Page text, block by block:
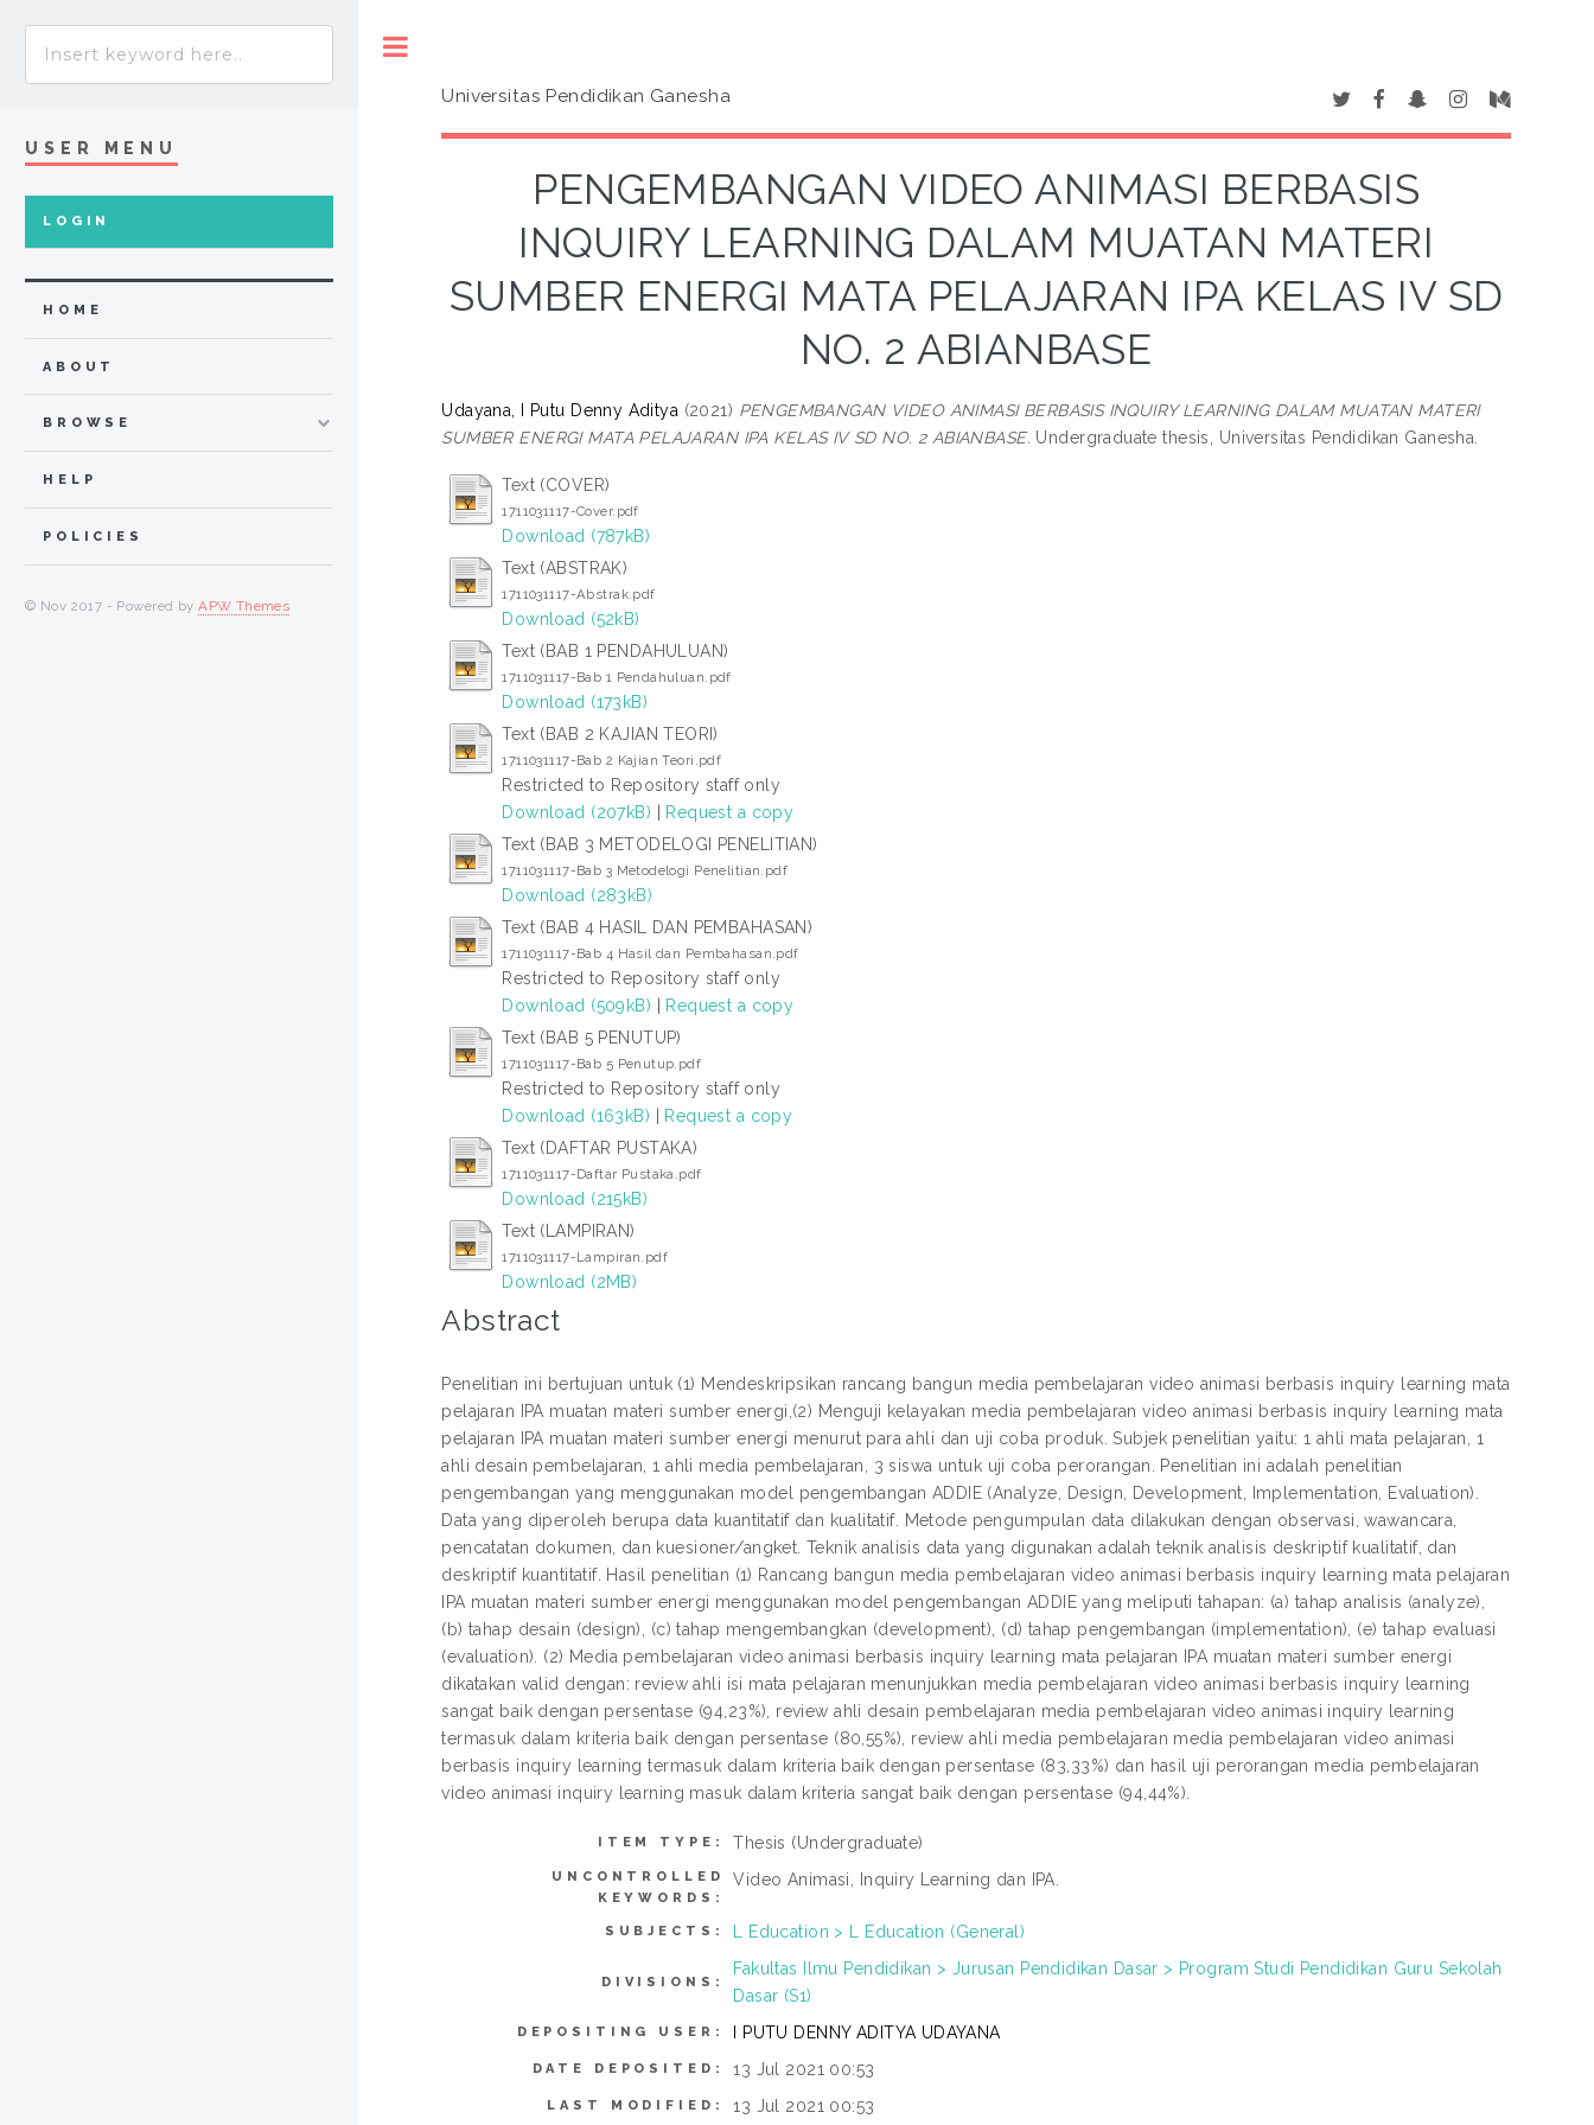
Universitas Pendidikan Ganesha
PENGEMBANGAN VIDEO ANIMASI BERBASIS
INQUIRY LEARNING DALAM MUATAN MATERI
SUMBER ENERGI MATA PELAJARAN IPA KELAS IV SD
NO. 2 ABIANBASE
Udayana, I Putu Denny Aditya (2021) PENGEMBANGAN VIDEO ANIMASI BERBASIS INQUIRY LEARNING DALAM MUATAN MATERI
SUMBER ENERGI MATA PELAJARAN IPA KELAS IV SD NO. 2 ABIANBASE. Undergraduate thesis, Universitas Pendidikan Ganesha.
Text (COVER)
1711031117-Cover.pdf
Download (787kB)
Text (ABSTRAK)
1711031117-Abstrak.pdf
Download (52kB)
Text (BAB 1 PENDAHULUAN)
1711031117-Bab 1 Pendahuluan.pdf
Download (173kB)
Text (BAB 2 KAJIAN TEORI)
1711031117-Bab 2 Kajian Teori.pdf
Restricted to Repository staff only
Download (207kB) | Request a copy
Text (BAB 3 METODELOGI PENELITIAN)
1711031117-Bab 3 Metodelogi Penelitian.pdf
Download (283kB)
Text (BAB 4 HASIL DAN PEMBAHASAN)
1711031117-Bab 4 Hasil dan Pembahasan.pdf
Restricted to Repository staff only
Download (509kB) | Request a copy
Text (BAB 5 PENUTUP)
1711031117-Bab 5 Penutup.pdf
Restricted to Repository staff only
Download (163kB) | Request a copy
Text (DAFTAR PUSTAKA)
1711031117-Daftar Pustaka.pdf
Download (215kB)
Text (LAMPIRAN)
1711031117-Lampiran.pdf
Download (2MB)
Abstract
Penelitian ini bertujuan untuk (1) Mendeskripsikan rancang bangun media pembelajaran video animasi berbasis inquiry learning mata
pelajaran IPA muatan materi sumber energi,(2) Menguji kelayakan media pembelajaran video animasi berbasis inquiry learning mata
pelajaran IPA muatan materi sumber energi menurut para ahli dan uji coba produk. Subjek penelitian yaitu: 1 ahli mata pelajaran, 1
ahli desain pembelajaran, 1 ahli media pembelajaran, 3 siswa untuk uji coba perorangan. Penelitian ini adalah penelitian
pengembangan yang menggunakan model pengembangan ADDIE (Analyze, Design, Development, Implementation, Evaluation).
Data yang diperoleh berupa data kuantitatif dan kualitatif. Metode pengumpulan data dilakukan dengan observasi, wawancara,
pencatatan dokumen, dan kuesioner/angket. Teknik analisis data yang digunakan adalah teknik analisis deskriptif kualitatif, dan
deskriptif kuantitatif. Hasil penelitian (1) Rancang bangun media pembelajaran video animasi berbasis inquiry learning mata pelajaran
IPA muatan materi sumber energi menggunakan model pengembangan ADDIE yang meliputi tahapan: (a) tahap analisis (analyze),
(b) tahap desain (design), (c) tahap mengembangkan (development), (d) tahap pengembangan (implementation), (e) tahap evaluasi
(evaluation). (2) Media pembelajaran video animasi berbasis inquiry learning mata pelajaran IPA muatan materi sumber energi
dikatakan valid dengan: review ahli isi mata pelajaran menunjukkan media pembelajaran video animasi berbasis inquiry learning
sangat baik dengan persentase (94,23%), review ahli desain pembelajaran media pembelajaran video animasi inquiry learning
termasuk dalam kriteria baik dengan persentase (80,55%), review ahli media pembelajaran media pembelajaran video animasi
berbasis inquiry learning termasuk dalam kriteria baik dengan persentase (83,33%) dan hasil uji perorangan media pembelajaran
video animasi inquiry learning masuk dalam kriteria sangat baik dengan persentase (94,44%).
ITEM TYPE: Thesis (Undergraduate)
UNCONTROLLED
KEYWORDS:
Video Animasi, Inquiry Learning dan IPA.
SUBJECTS: L Education > L Education (General)
DIVISIONS:
Fakultas Ilmu Pendidikan > Jurusan Pendidikan Dasar > Program Studi Pendidikan Guru Sekolah
Dasar (S1)
DEPOSITING USER: I PUTU DENNY ADITYA UDAYANA
DATE DEPOSITED: 13 Jul 2021 00:53
LAST MODIFIED: 13 Jul 2021 00:53
USER MENU
LOGIN
HOME
ABOUT
BROWSE
HELP
POLICIES
© Nov 2017 - Powered byAPW Themes